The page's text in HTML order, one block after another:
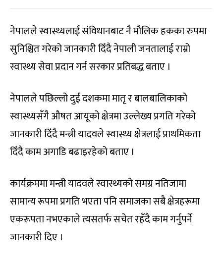
नेपालले स्वास्थ्यलाई संविधानबाट नै मौलिक हकका रुपमा
सुनिश्चित गरेको जानकारी दिँदै नेपाली जनतालाई राम्रो
स्वास्थ्य सेवा प्रदान गर्न सरकार प्रतिबद्ध बताए ।
नेपालले पछिल्लो दुई दशकमा मातृ र बालबालिकाको
स्वास्थ्यसँगै औषत आयूको क्षेत्रमा उल्लेख्य प्रगति गरेको
जानकारी दिँदै मन्त्री यादवले स्वास्थ्य क्षेत्रलाई प्राथमिकता
दिँदै काम अगाडि बढाइरहेको बताए ।
कार्यक्रममा मन्त्री यादवले स्वास्थ्यको समग्र नतिजामा
सामान्य रूपमा प्रगति भएता पनि समाजका सबै क्षेत्रहरूमा
एकरूपता नभएकाले त्यसतर्फ सचेत रहँदै काम गर्नुपर्ने
जानकारी दिए ।